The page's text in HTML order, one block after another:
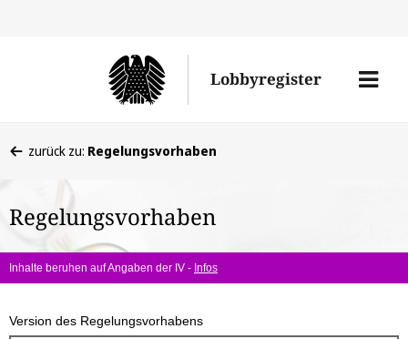
Lobbyregister
Menü
befinden
hier:
zurück zu: Regelungsvorhaben
Regelungsvorhaben
Inhalte beruhen auf Angaben der IV - Infos
Version des Regelungsvorhabens